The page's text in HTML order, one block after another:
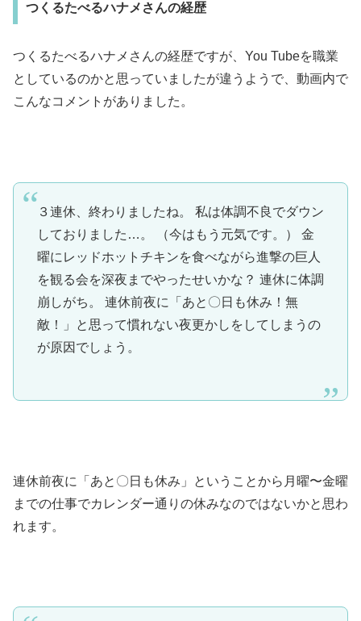
つくるたべるハナメさんの経歴
つくるたべるハナメさんの経歴ですが、You Tubeを職業
としているのかと思っていましたが違うようで、動画内で
こんなコメントがありました。
３連休、終わりましたね。 私は体調不良でダウン
しておりました…。 （今はもう元気です。） 金
曜にレッドホットチキンを食べながら進撃の巨人
を観る会を深夜までやったせいかな？ 連休に体調
崩しがち。 連休前夜に「あと〇日も休み！無
敵！」と思って慣れない夜更かしをしてしまうの
が原因でしょう。
連休前夜に「あと〇日も休み」ということから月曜〜金曜
までの仕事でカレンダー通りの休みなのではないかと思わ
れます。